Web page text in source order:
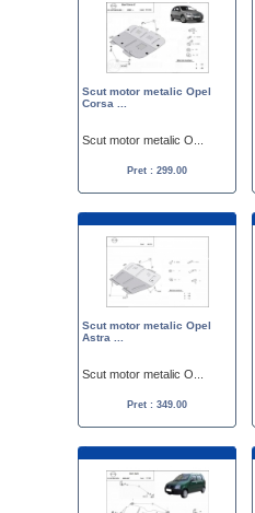
Scut motor metalic Opel
Corsa ...
Scut motor metalic O...
Pret : 299.00
Scut motor metalic Opel
Astra ...
Scut motor metalic O...
Pret : 349.00